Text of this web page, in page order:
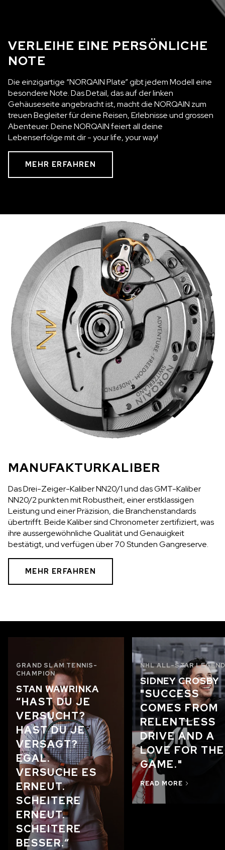
VERLEIHE EINE PERSÖNLICHE
NOTE
Die einzigartige “NORQAIN Plate” gibt jedem Modell eine
besondere Note. Das Detail, das auf der linken
Gehäuseseite angebracht ist, macht die NORQAIN zum
treuen Begleiter für deine Reisen, Erlebnisse und grossen
Abenteuer. Deine NORQAIN feiert all deine
Lebenserfolge mit dir - your life, your way!
MEHR ERFAHREN
MANUFAKTURKALIBER
Das Drei-Zeiger-Kaliber NN20/1 und das GMT-Kaliber
NN20/2 punkten mit Robustheit, einer erstklassigen
Leistung und einer Präzision, die Branchenstandards
übertrifft. Beide Kaliber sind Chronometer zertifiziert, was
ihre aussergewöhnliche Qualität und Genauigkeit
bestätigt, und verfügen über 70 Stunden Gangreserve.
MEHR ERFAHREN
GRAND SLAM TENNIS-
CHAMPION
STAN WAWRINKA
“HAST DU JE
VERSUCHT?
HAST DU JE
VERSAGT?
EGAL.
VERSUCHE ES
ERNEUT.
SCHEITERE
ERNEUT.
SCHEITERE
BESSER.“
NHL ALL-STAR
SIDNEY CROSBY
"SUCCESS
COMES FROM
RELENTLESS
DRIVE AND A
LOVE FOR THE
GAME."
READ MORE